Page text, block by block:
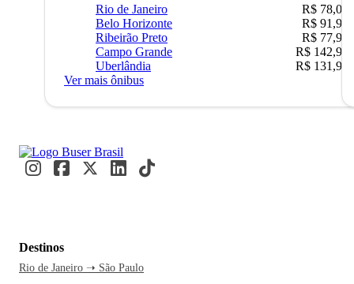
Rio de Janeiro
R$ 78,02
Belo Horizonte
R$ 91,90
Ribeirão Preto
R$ 77,90
Campo Grande
R$ 142,90
Uberlândia
R$ 131,90
Ver mais ônibus
Destinos
Rio de Janeiro ➝ São Paulo